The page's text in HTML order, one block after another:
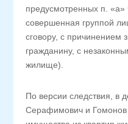
предусмотренных п. «а»
совершенная группой
сговору, с причинением
гражданину, с
жилище).
По версии следствия, в
Серафимович и Гомонов